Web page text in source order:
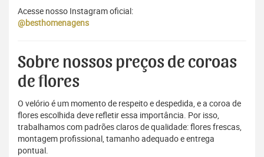
Acesse nosso Instagram oficial:
@besthomenagens
Sobre nossos preços de coroas
de flores
O velório é um momento de respeito e despedida, e a coroa de
flores escolhida deve refletir essa importância. Por isso,
trabalhamos com padrões claros de qualidade: flores frescas,
montagem profissional, tamanho adequado e entrega
pontual.